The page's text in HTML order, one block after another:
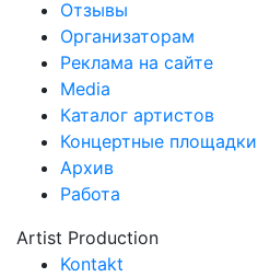
Отзывы
Организаторам
Реклама на сайте
Media
Каталог артистов
Концертные площадки
Архив
Работа
Artist Production
Kontakt